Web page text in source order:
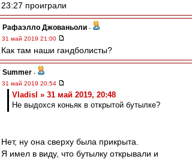
23:27 проиграли
Рафаэлло Джованьоли -
31 май 2019 21:00
Как там наши гандболисты?
Summer -
31 май 2019 20:54
Vladisl » 31 май 2019, 20:48
Не выдохся коньяк в открытой бутылке?
Нет, ну она сверху была прикрыта.
Я имел в виду, что бутылку открывали и